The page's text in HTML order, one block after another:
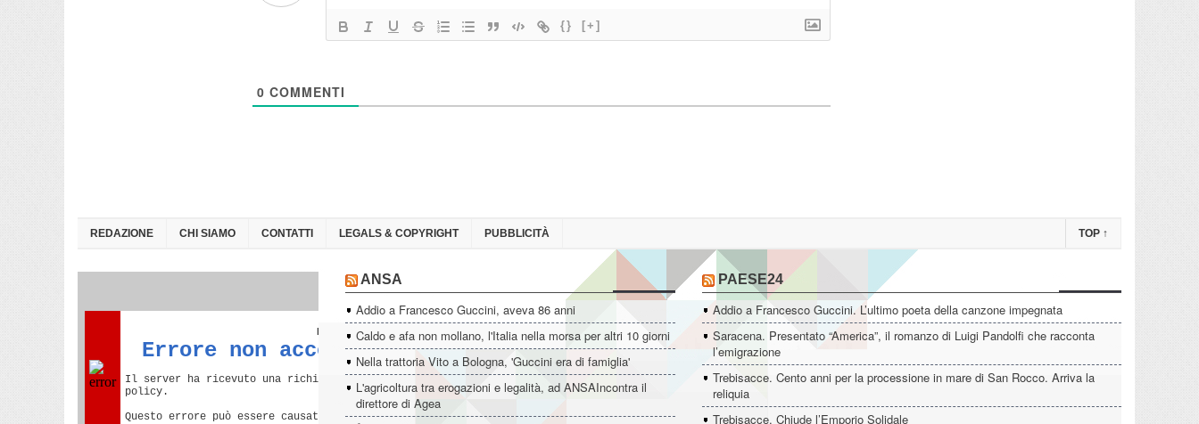
{} [+]
0 COMMENTI
REDAZIONE CHI SIAMO CONTATTI LEGALS & COPYRIGHT PUBBLICITÀ TOP ↑
ANSA
Addio a Francesco Guccini, aveva 86 anni
Caldo e afa non mollano, l'Italia nella morsa per altri 10 giorni
Nella trattoria Vito a Bologna, 'Guccini era di famiglia'
L'agricoltura tra erogazioni e legalità, ad ANSAIncontra il
direttore di Agea
PAESE24
Addio a Francesco Guccini. L’ultimo poeta della canzone impegnata
Saracena. Presentato “America”, il romanzo di Luigi Pandolfi che racconta
l’emigrazione
Trebisacce. Cento anni per la processione in mare di San Rocco. Arriva la
reliquia
Trebisacce. Chiude l’Emporio Solidale